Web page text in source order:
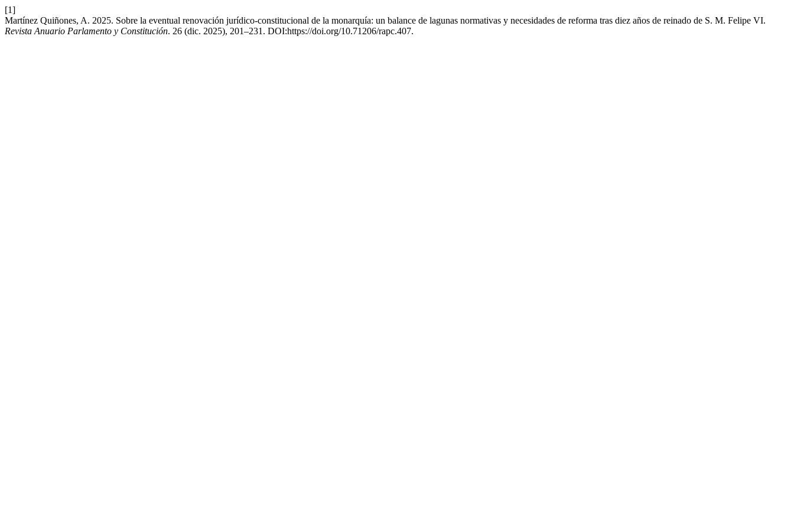
[1]
Martínez Quiñones, A. 2025. Sobre la eventual renovación jurídico-constitucional de la monarquía: un balance de lagunas normativas y necesidades de reforma tras diez años de reinado de S. M. Felipe VI.
Revista Anuario Parlamento y Constitución. 26 (dic. 2025), 201–231. DOI:https://doi.org/10.71206/rapc.407.